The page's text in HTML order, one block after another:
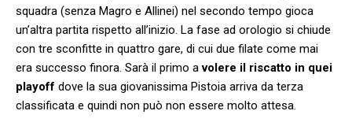
squadra (senza Magro e Allinei) nel secondo tempo gioca
un’altra partita rispetto all’inizio. La fase ad orologio si chiude
con tre sconfitte in quattro gare, di cui due filate come mai
era successo finora. Sarà il primo avolere il riscatto in quei
playoff dove la sua giovanissima Pistoia arriva da terza
classificata e quindi non può non essere molto attesa.